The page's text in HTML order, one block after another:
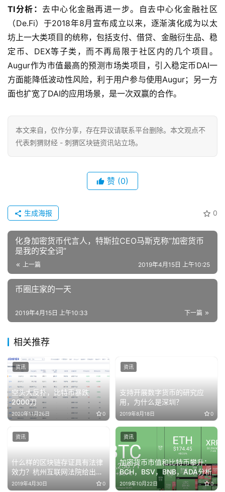
TI分析：去中心化金融再进一步。自去中心化金融社区
（De.Fi）于2018年8月宣布成立以来，逐渐演化成为以太
坊上一大类项目的统称，包括支付、借贷、金融衍生品、稳
定币、DEX等子类，而不再局限于社区内的几个项目。
Augur作为市值最高的预测市场类项目，引入稳定币DAI一
方面能降低波动性风险，利于用户参与使用Augur；另一方
面也扩宽了DAI的应用场景，是一次双赢的合作。​​​​
本文来自 ，仅作分享，存在异议请联系平台删除。本文观点不
代表刺猬财经 - 刺猬区块链资讯站立场。
赞 (0)
0
生成海报
化身加密货币代言人，特斯拉CEO马斯克称“加密货币
是我的安全词”
上一篇 2019年4月15日 上午10:25
币圈庄家的一天
下一篇
2019年4月15日 上午10:33
相关推荐
空头大反扑，比特币暴跌
2000刀
2020年11月26日 0
资讯
支持开展数字货币的研究应
用，为什么是深圳？
2019年8月18日 0
资讯
什么样的区块链存证具有法律
效力？杭州互联网法院给出四
要素
2019年4月30日 0
资讯
加密货币市值和比特币攀升：
BCH，BSV，BNB，ADA分析
2019年10月22日 0
资讯